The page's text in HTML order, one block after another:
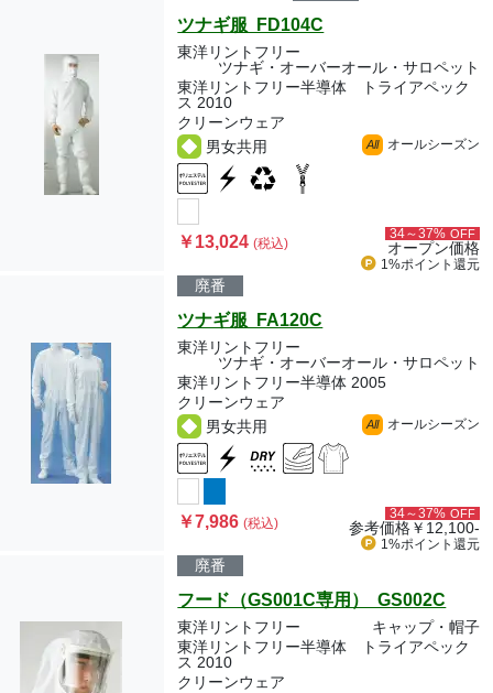
ツナギ服 FD104C
東洋リントフリー
ツナギ・オーバーオール・サロペット
東洋リントフリー半導体 トライアペック
ス 2010
クリーンウェア
男女共用
All オールシーズン
￥13,024(税込)
34～37% OFF
オープン価格
1%ポイント 還元
廃番
ツナギ服 FA120C
東洋リントフリー
ツナギ・オーバーオール・サロペット
東洋リントフリー半導体 2005
クリーンウェア
男女共用
All オールシーズン
￥7,986(税込)
34～37% OFF
参考価格￥12,100-
1%ポイント 還元
廃番
フード（GS001C専用） GS002C
東洋リントフリー
キャップ・帽子
東洋リントフリー半導体 トライアペック
ス 2010
クリーンウェア